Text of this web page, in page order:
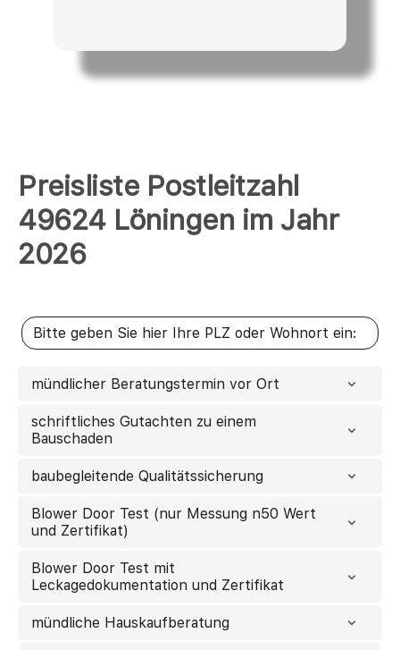
Preisliste Postleitzahl
49624 Löningen im Jahr
2026
mündlicher Beratungstermin vor Ort
schriftliches Gutachten zu einem
Bauschaden
baubegleitende Qualitätssicherung
Blower Door Test (nur Messung n50 Wert
und Zertifikat)
Blower Door Test mit
Leckagedokumentation und Zertifikat
mündliche Hauskaufberatung